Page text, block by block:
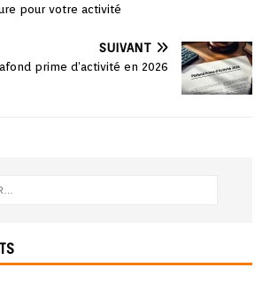
pour votre activité
SUIVANT
prime d’activité en 2026